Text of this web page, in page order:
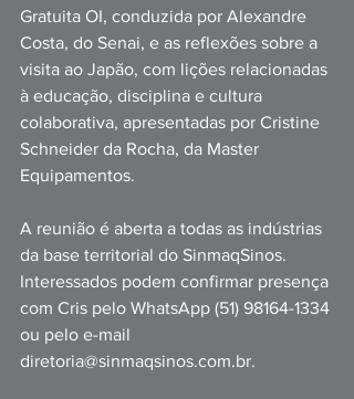
Gratuita OI, conduzida por Alexandre
Costa, do Senai, e as reflexões sobre a
visita ao Japão, com lições relacionadas
à educação, disciplina e cultura
colaborativa, apresentadas por Cristine
Schneider da Rocha, da Master
Equipamentos.
A reunião é aberta a todas as indústrias
da base territorial do SinmaqSinos.
Interessados podem confirmar presença
com Cris pelo WhatsApp (51) 98164-1334
ou pelo e-mail
diretoria@sinmaqsinos.com.br.